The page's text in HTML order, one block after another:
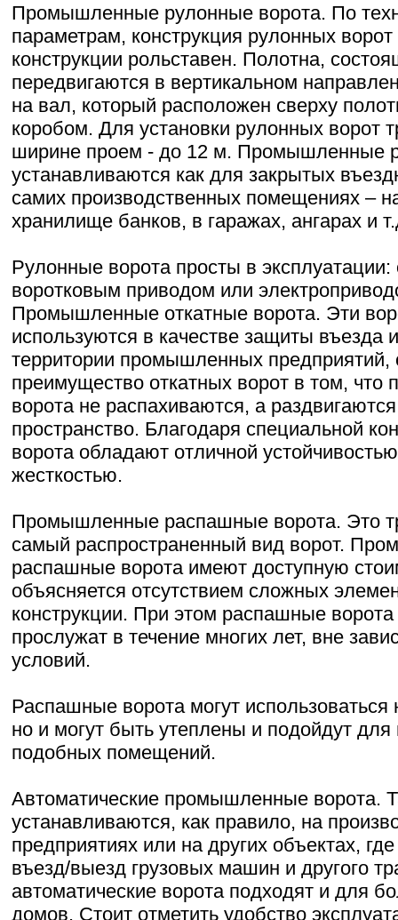
Промышленные рулонные ворота. По
параметрам, конструкция рулонных ворот
конструкции рольставен. Полотна,
передвигаются в вертикальном
на вал, который расположен сверху
коробом. Для установки рулонных ворот
ширине проем - до 12 м. Промышленные
устанавливаются как для закрытых
самих производственных помещениях –
хранилище банков, в гаражах, ангарах и
Рулонные ворота просты в
воротковым приводом или
Промышленные откатные ворота. Эти
используются в качестве защиты въезда
территории промышленных предприятий,
преимущество откатных ворот в том, что
ворота не распахиваются, а
пространство. Благодаря специальной
ворота обладают отличной
жесткостью.
Промышленные распашные ворота. Это
самый распространенный вид ворот.
распашные ворота имеют доступную
объясняется отсутствием сложных
конструкции. При этом распашные ворота
прослужат в течение многих лет, вне
условий.
Распашные ворота могут использоваться
но и могут быть утеплены и подойдут для
подобных помещений.
Автоматические промышленные ворота.
устанавливаются, как правило, на
предприятиях или на других объектах,
въезд/выезд грузовых машин и другого
автоматические ворота подходят и для
домов. Стоит отметить удобство